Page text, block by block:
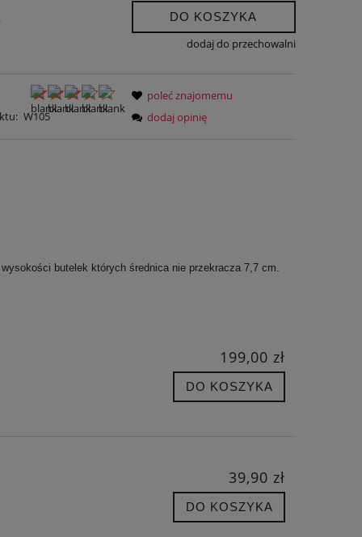
DO KOSZYKA
dodaj do przechowalni
W105
poleć znajomemu
dodaj opinię
butelek których średnica nie przekracza 7,7 cm.
199,00 zł
DO KOSZYKA
39,90 zł
DO KOSZYKA